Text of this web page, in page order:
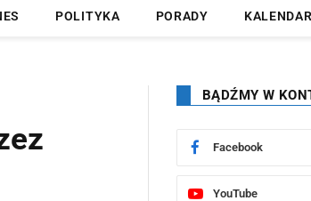
POLITYKA PORADY
BĄDŹMY W
Facebook
YouTube